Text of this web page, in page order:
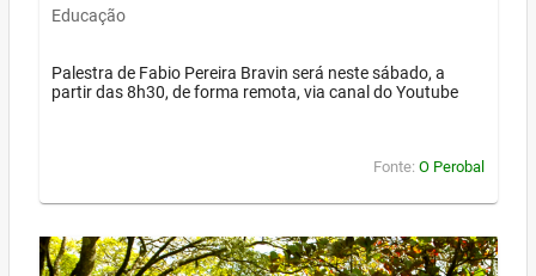
Educação
Palestra de Fabio Pereira Bravin será neste sábado, a
partir das 8h30, de forma remota, via canal do Youtube
Fonte: O Perobal